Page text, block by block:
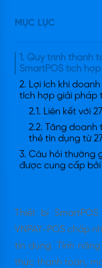
MỤC LỤC
1. Quy trình thanh
SmartPOS tích
2. Lợi ích khi
tích hợp giải pháp
2.1. Liên kết với
2.2. Tăng
thẻ tín dụng từ
3. Câu hỏi thường
được cung cấp bởi
Thiết bị
VNPAY-POS chấp
tín dụng. Tính
thức thanh toán,